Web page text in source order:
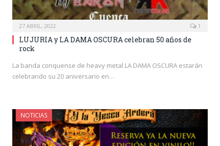
27 ABRIL, 2022 1
LUJURIA y LA DAMA OSCURA celebran 50 años de
rock
La banda conquense de heavy metal LA DAMA OSCURA estarán
celebrando su 20 aniversario en…
NOTICIAS